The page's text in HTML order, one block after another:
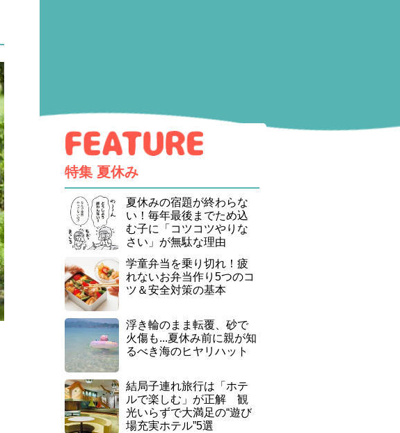
特集 夏休み
夏休みの宿題が終わらな
い！毎年最後までため込
む子に「コツコツやりな
さい」が無駄な理由
学童弁当を乗り切れ！疲
れないお弁当作り5つのコ
ツ＆安全対策の基本
浮き輪のまま転覆、砂で
火傷も...夏休み前に親が知
るべき海のヒヤリハット
結局子連れ旅行は「ホテ
ルで楽しむ」が正解 観
光いらずで大満足の“遊び
場充実ホテル”5選